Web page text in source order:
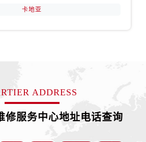
卡地亚
ADDRESS
修服务中心地址电话查询